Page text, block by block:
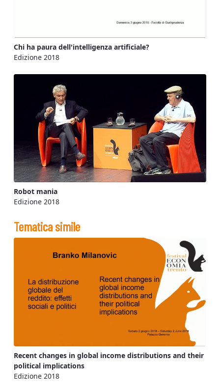
Chi ha paura dell'intelligenza artificiale?
Edizione 2018
Robot mania
Edizione 2018
Tematica simile
Recent changes in global income distributions and their
political implications
Edizione 2018